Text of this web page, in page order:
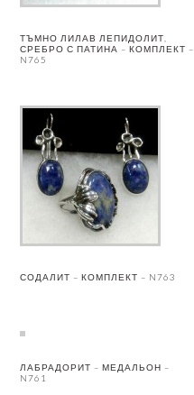
ТЪМНО ЛИЛАВ ЛЕПИДОЛИТ,
СРЕБРО С ПАТИНА – КОМПЛЕКТ –
N765
СОДАЛИТ – КОМПЛЕКТ – N763
ЛАБРАДОРИТ – МЕДАЛЬОН –
N761